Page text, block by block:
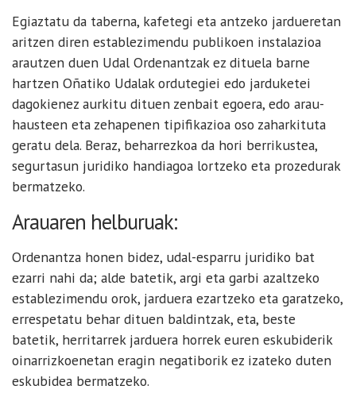
Egiaztatu da taberna, kafetegi eta antzeko jardueretan
aritzen diren establezimendu publikoen instalazioa
arautzen duen Udal Ordenantzak ez dituela barne
hartzen Oñatiko Udalak ordutegiei edo jarduketei
dagokienez aurkitu dituen zenbait egoera, edo arau-
hausteen eta zehapenen tipifikazioa oso zaharkituta
geratu dela. Beraz, beharrezkoa da hori berrikustea,
segurtasun juridiko handiagoa lortzeko eta prozedurak
bermatzeko.
Arauaren helburuak:
Ordenantza honen bidez, udal-esparru juridiko bat
ezarri nahi da; alde batetik, argi eta garbi azaltzeko
establezimendu orok, jarduera ezartzeko eta garatzeko,
errespetatu behar dituen baldintzak, eta, beste
batetik, herritarrek jarduera horrek euren eskubiderik
oinarrizkoenetan eragin negatiborik ez izateko duten
eskubidea bermatzeko.